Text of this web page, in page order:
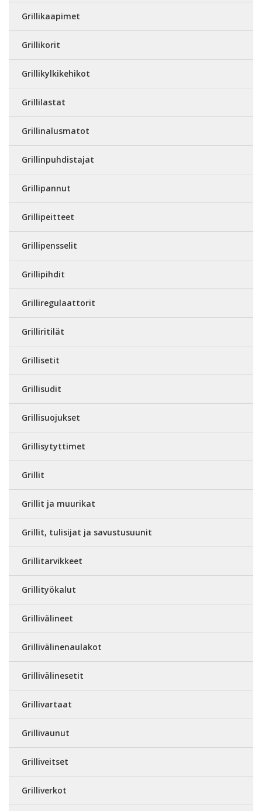
Grillikaapimet
Grillikorit
Grillikylkikehikot
Grillilastat
Grillinalusmatot
Grillinpuhdistajat
Grillipannut
Grillipeitteet
Grillipensselit
Grillipihdit
Grilliregulaattorit
Grilliritilät
Grillisetit
Grillisudit
Grillisuojukset
Grillisytyttimet
Grillit
Grillit ja muurikat
Grillit, tulisijat ja savustusuunit
Grillitarvikkeet
Grillityökalut
Grillivälineet
Grillivälinenaulakot
Grillivälinesetit
Grillivartaat
Grillivaunut
Grilliveitset
Grilliverkot